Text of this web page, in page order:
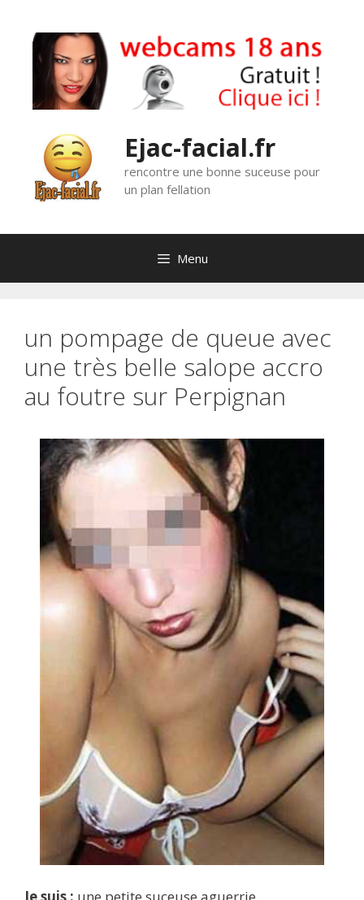
contenu
Ejac-facial.fr
rencontre une bonne suceuse pour
un plan fellation
Menu
un pompage de queue avec
une très belle salope accro
au foutre sur Perpignan
Je suis : une petite suceuse aguerrie